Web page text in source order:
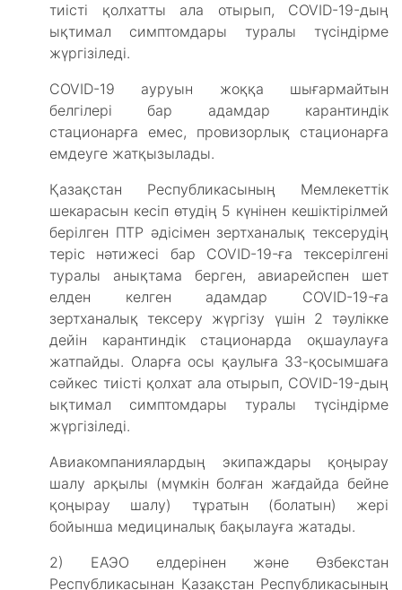
тиісті қолхатты ала отырып, COVID-19-дың
ықтимал симптомдары туралы түсіндірме
жүргізіледі.
COVID-19 ауруын жоққа шығармайтын
белгілері бар адамдар карантиндік
стационарға емес, провизорлық стационарға
емдеуге жатқызылады.
Қазақстан Республикасының Мемлекеттік
шекарасын кесіп өтудің 5 күнінен кешіктірілмей
берілген ПТР әдісімен зертханалық тексерудің
теріс нәтижесі бар COVID-19-ға тексерілгені
туралы анықтама берген, авиарейспен шет
елден келген адамдар COVID-19-ға
зертханалық тексеру жүргізу үшін 2 тәулікке
дейін карантиндік стационарда оқшаулауға
жатпайды. Оларға осы қаулыға 33-қосымшаға
сәйкес тиісті қолхат ала отырып, COVID-19-дың
ықтимал симптомдары туралы түсіндірме
жүргізіледі.
Авиакомпаниялардың экипаждары қоңырау
шалу арқылы (мүмкін болған жағдайда бейне
қоңырау шалу) тұратын (болатын) жері
бойынша медициналық бақылауға жатады.
2) ЕАЭО елдерінен және Өзбекстан
Республикасынан Қазақстан Республикасының